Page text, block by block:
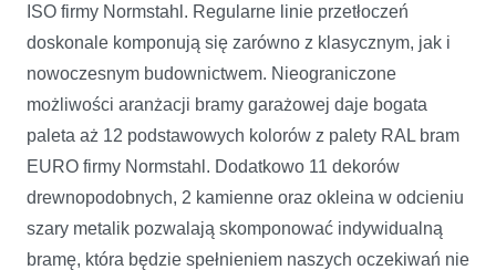
ISO firmy Normstahl. Regularne linie przetłoczeń
doskonale komponują się zarówno z klasycznym, jak i
nowoczesnym budownictwem. Nieograniczone
możliwości aranżacji bramy garażowej daje bogata
paleta aż 12 podstawowych kolorów z palety RAL bram
EURO firmy Normstahl. Dodatkowo 11 dekorów
drewnopodobnych, 2 kamienne oraz okleina w odcieniu
szary metalik pozwalają skomponować indywidualną
bramę, która będzie spełnieniem naszych oczekiwań nie